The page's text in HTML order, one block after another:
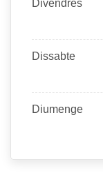
Divendres
Dissabte
Diumenge